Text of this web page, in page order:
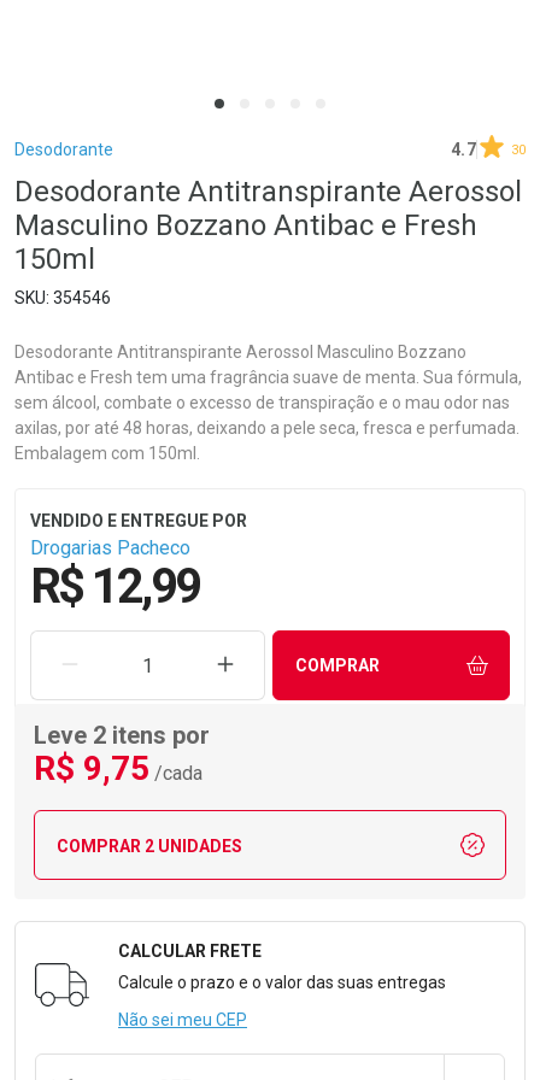
Breadcrumb
Desodorante 4.7 30
Desodorante Antitranspirante Aerossol
Masculino Bozzano Antibac e Fresh
150ml
354546
Desodorante Antitranspirante Aerossol Masculino Bozzano
Antibac e Fresh tem uma fragrância suave de menta. Sua fórmula,
sem álcool, combate o excesso de transpiração e o mau odor nas
axilas, por até 48 horas, deixando a pele seca, fresca e perfumada.
Embalagem com 150ml.
Drogarias Pacheco
R$ 12,99
REMOVER UMA UNIDADEAUMENTAR UMA UNIDADE
COMPRAR
Leve 2 itens por
R$ 9,75 /cada
COMPRAR 2 UNIDADES
Formulário para Calcular o Frete
CALCULAR FRETE
Calcule o prazo e o valor das suas entregas
Não sei meu CEP